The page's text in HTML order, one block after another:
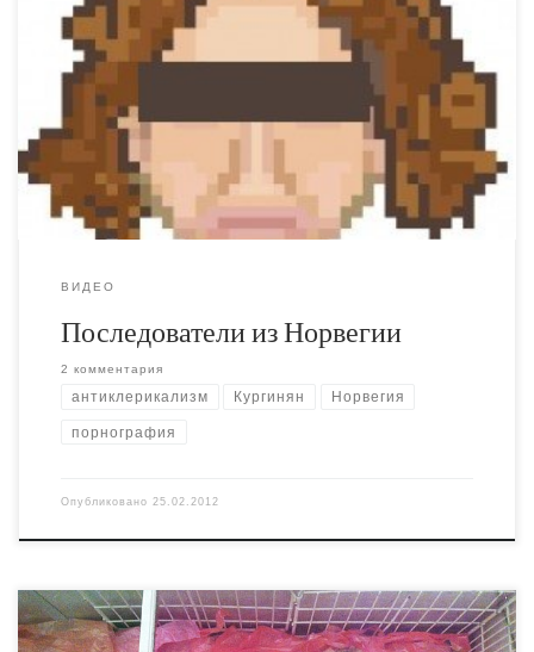
Ребята из Fuck for Forests рекламируют свою книгу Sex
in Bible. Дико уважаю. Если кто-то знает как связаться с
этими людьми из ФФФ* – дайте контакты. Отделались
штрафом 1000 и 1600 долларов (эквивалент – 15 или 18
суток). Я испытываю иррациональное желание
дополнить это видео песней Кургиняна с какого-то
очередного […]
ВИДЕО
Последователи из Норвегии
2 комментария
антиклерикализм Кургинян Норвегия
порнография
Опубликовано 25.02.2012